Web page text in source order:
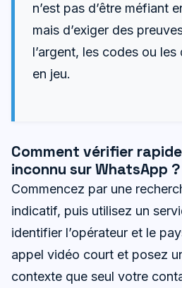
n’est pas d’être méfiant
mais d’exiger des
l’argent, les codes ou
en jeu.
Comment vérifier
inconnu sur WhatsApp ?
Commencez par une
indicatif, puis utilisez un
identifier l’opérateur et le
appel vidéo court et posez
contexte que seul votre